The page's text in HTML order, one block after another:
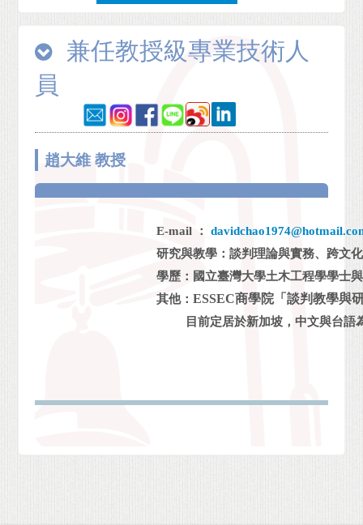
兼任教授級專業技術人
員
趙大維 教授
E-mail ：
研究與教學：談判理論與實務、跨文
學歷：國立臺灣大學土木工程學學士
其他：ESSEC商學院「談判教學與
目前定居於新加坡，中文與台語